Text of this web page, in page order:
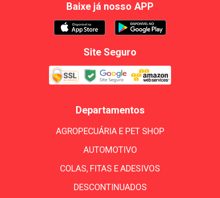
Baixe já nosso APP
Site Seguro
Departamentos
AGROPECUÁRIA E PET SHOP
AUTOMOTIVO
COLAS, FITAS E ADESIVOS
DESCONTINUADOS